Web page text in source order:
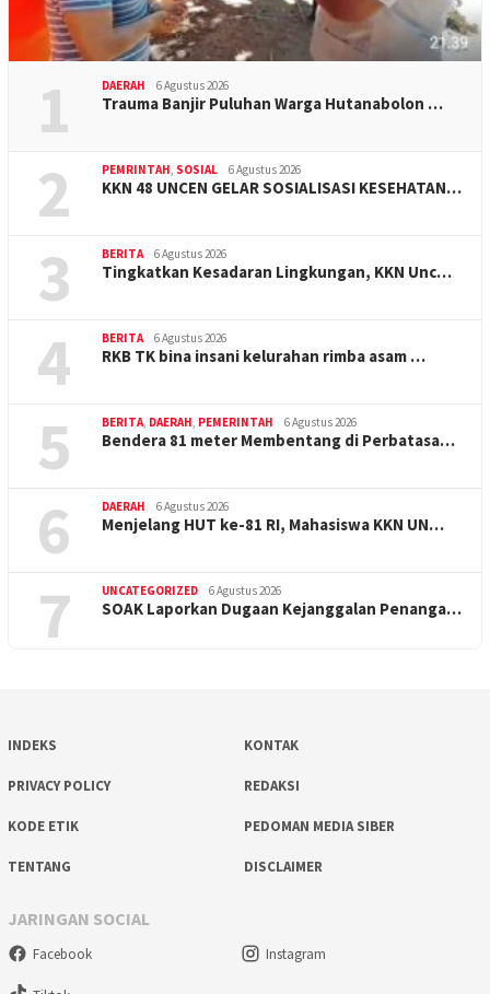
1 DAERAH 6 Agustus 2026
Trauma Banjir Puluhan Warga Hutanabolon …
2 PEMRINTAH, SOSIAL 6 Agustus 2026
KKN 48 UNCEN GELAR SOSIALISASI KESEHATAN…
3 BERITA 6 Agustus 2026
Tingkatkan Kesadaran Lingkungan, KKN Unc…
4 BERITA 6 Agustus 2026
RKB TK bina insani kelurahan rimba asam …
5 BERITA, DAERAH, PEMERINTAH 6 Agustus 2026
Bendera 81 meter Membentang di Perbatasa…
6 DAERAH 6 Agustus 2026
Menjelang HUT ke-81 RI, Mahasiswa KKN UN…
7 UNCATEGORIZED 6 Agustus 2026
SOAK Laporkan Dugaan Kejanggalan Penanga…
INDEKS KONTAK
PRIVACY POLICY REDAKSI
KODE ETIK PEDOMAN MEDIA SIBER
TENTANG DISCLAIMER
JARINGAN SOCIAL
Facebook Instagram